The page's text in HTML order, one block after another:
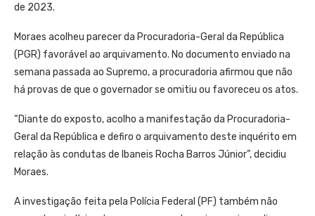
de 2023.
Moraes acolheu parecer da Procuradoria-Geral da República
(PGR) favorável ao arquivamento. No documento enviado na
semana passada ao Supremo, a procuradoria afirmou que não
há provas de que o governador se omitiu ou favoreceu os atos.
“Diante do exposto, acolho a manifestação da Procuradoria-
Geral da República e defiro o arquivamento deste inquérito em
relação às condutas de Ibaneis Rocha Barros Júnior”, decidiu
Moraes.
A investigação feita pela Polícia Federal (PF) também não